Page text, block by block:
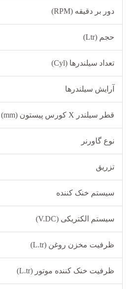
دور بر دقیقه (RPM)
حجم (Ltr)
تعداد سیلندرها (Cyl)
آرایش سیلندرها
قطر سیلندر X کورس پیستون (mm)
نوع گاورنر
تزریق
سیستم خنک کننده
سیستم الکتریکی (V.DC)
ظرفیت مخزن روغن (L.tr)
ظرفیت خنک کننده موتور (L.tr)